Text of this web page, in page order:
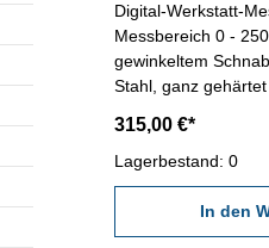
Digital-Werkstatt-
Messbereich 0 -
gewinkeltem
Stahl, ganz
mm/inch-, 0/Abs-,
Tasten - Datenausgang RB 5 -
Genauigkeit nach
0,01 mm oder 0,0005"
Behältnis/Kasten
315,00 €*
Lagerbestand: 0
In den